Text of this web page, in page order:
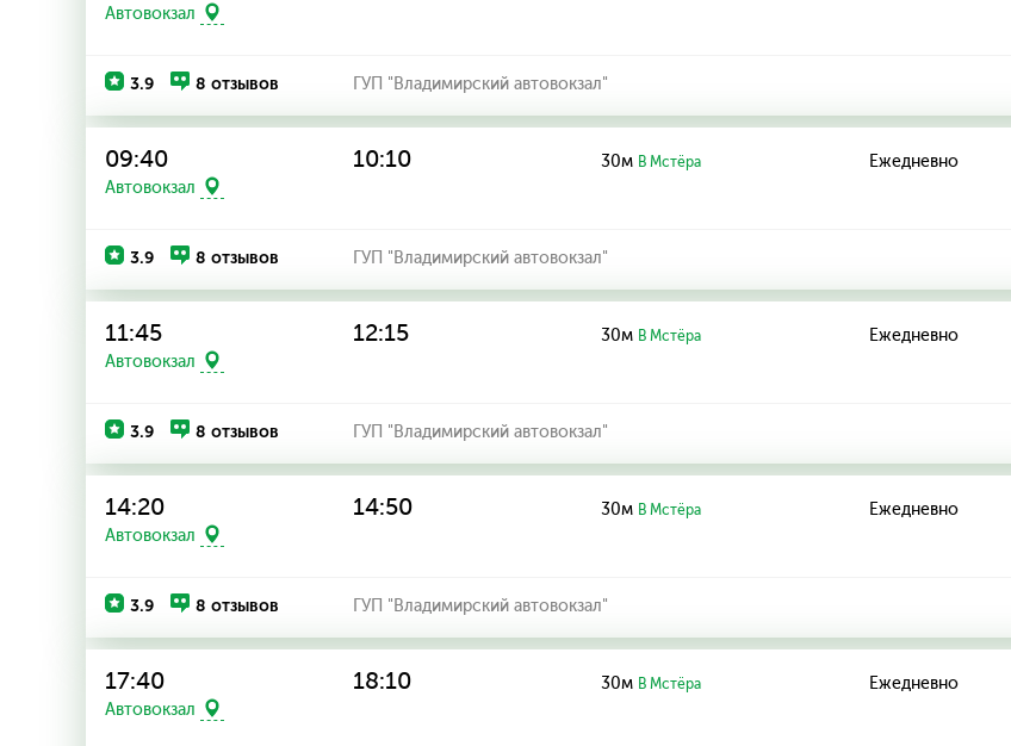
Автовокзал
3.9 8 отзывов ГУП "Владимирский автовокзал"
09:40
Автовокзал
10:10 30м В Мстёра Ежедневно
3.9 8 отзывов ГУП "Владимирский автовокзал"
11:45
Автовокзал
12:15 30м В Мстёра Ежедневно
3.9 8 отзывов ГУП "Владимирский автовокзал"
14:20
Автовокзал
14:50 30м В Мстёра Ежедневно
3.9 8 отзывов ГУП "Владимирский автовокзал"
17:40
Автовокзал
18:10 30м В Мстёра Ежедневно